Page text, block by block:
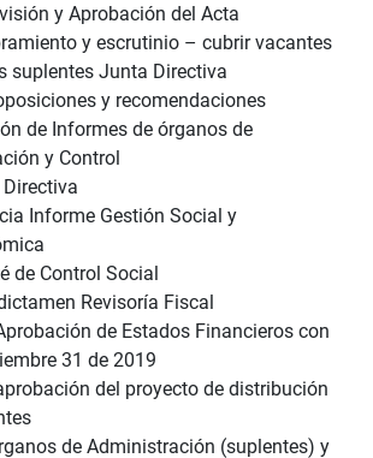
y Aprobación del Acta
y escrutinio – cubrir vacantes
suplentes Junta Directiva
y recomendaciones
de Informes de órganos de
y Control
Informe Gestión Social y
de Control Social
Revisoría Fiscal
de Estados Financieros con
31 de 2019
del proyecto de distribución
de Administración (suplentes) y